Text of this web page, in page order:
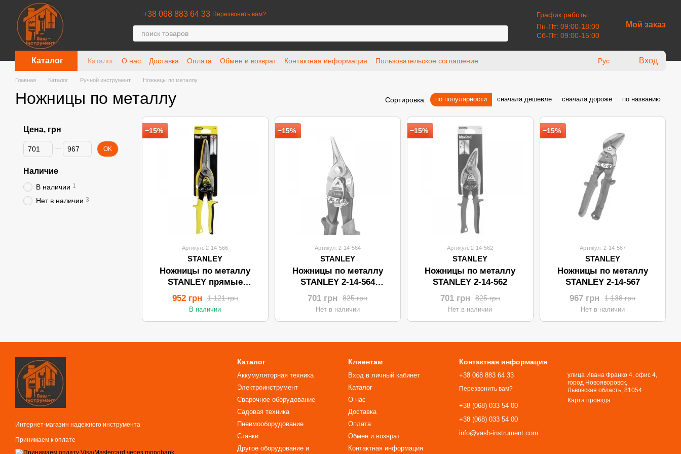
Перейти к основному контенту
+38 068 883 64 33 Перезвонить вам?
График работы:
Пн-Пт: 09:00-18:00
Сб-Пт: 09:00-15:00
Мой заказ
Каталог Каталог О нас Доставка Оплата Обмен и возврат Контактная информация
Пользовательское соглашение
Рус Вход
Главная Каталог Ручной инструмент Ножницы по металлу
Ножницы по металлу Сортировка: по популярности сначала дешевле сначала дороже по названию
−15%
Артикул: 2-14-566
STANLEY
Ножницы по металлу
STANLEY прямые
длинные 2-14-566
1 121 грн
952 грн
В наличии
−15%
Артикул: 2-14-564
STANLEY
Ножницы по металлу
STANLEY 2-14-564
(правые)
825 грн
701 грн
Нет в наличии
−15%
Артикул: 2-14-562
STANLEY
Ножницы по металлу
STANLEY 2-14-562
825 грн
701 грн
Нет в наличии
−15%
Артикул: 2-14-567
STANLEY
Ножницы по металлу
STANLEY 2-14-567
1 138 грн
967 грн
Нет в наличии
Цена, грн
От Цена, грн
До Цена, грн OK
Наличие
В наличии 1
Нет в наличии 3
Интернет-магазин надежного инструмента
Принимаем к оплате
Каталог
Аккумуляторная техника
Электроинструмент
Сварочное оборудование
Садовая техника
Пневмооборудование
Станки
Другое оборудование и
Клиентам
Вход в личный кабинет
Каталог
О нас
Доставка
Оплата
Обмен и возврат
Контактная информация
Контактная информация
+38 068 883 64 33
Перезвонить вам?
+38 (068) 033 54 00
+38 (068) 033 54 00
info@vash-instrument.com
улица Ивана Франко 4, офис 4,
город Новояворовск,
Львовская область, 81054​​​​​​​
Карта проезда